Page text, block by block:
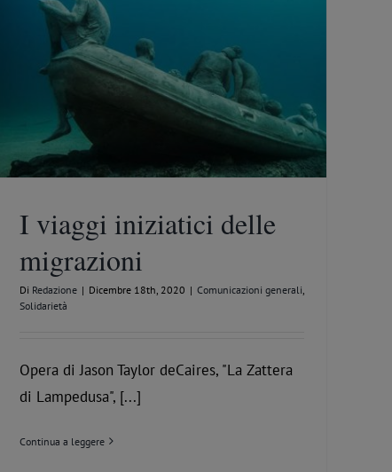
I viaggi iniziatici delle
migrazioni
Di Redazione | Dicembre 18th, 2020 | Comunicazioni generali
Solidarietà
Opera di Jason Taylor deCaires, "La Zattera
di Lampedusa", [...]
Continua a leggere